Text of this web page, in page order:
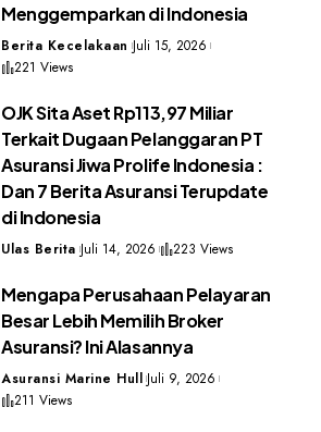
Menggemparkan di Indonesia
Berita Kecelakaan Juli 15, 2026
221 Views
OJK Sita Aset Rp113,97 Miliar
Terkait Dugaan Pelanggaran PT
Asuransi Jiwa Prolife Indonesia :
Dan 7 Berita Asuransi Terupdate
di Indonesia
Ulas Berita Juli 14, 2026 223 Views
Mengapa Perusahaan Pelayaran
Besar Lebih Memilih Broker
Asuransi? Ini Alasannya
Asuransi Marine Hull Juli 9, 2026
211 Views